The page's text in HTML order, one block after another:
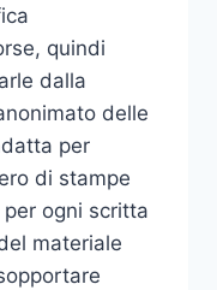
quindi
dalla
delle
per
di stampe
ogni scritta
materiale